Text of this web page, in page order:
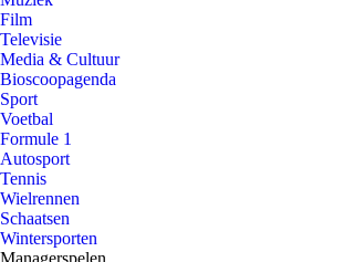
Film
Televisie
Media & Cultuur
Bioscoopagenda
Sport
Voetbal
Formule 1
Autosport
Tennis
Wielrennen
Schaatsen
Wintersporten
Managerspelen